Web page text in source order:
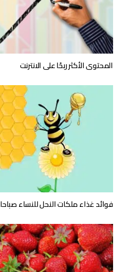
المحتوى الأكثر ربحًا على الانترنت
فوائد غذاء ملكات النحل للنساء صباحا